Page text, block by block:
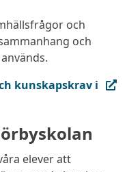
och
och
kunskapskrav i
elever att